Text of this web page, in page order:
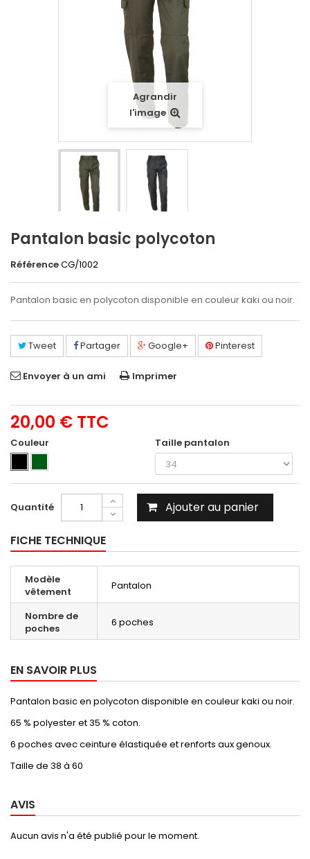
Agrandir
l'image
Pantalon basic polycoton
RéférenceCG/1002
Pantalon basic en polycoton disponible en couleur kaki ou noir.
Tweet Partager Google+ Pinterest
Envoyer à un ami Imprimer
20,00 € TTC
Couleur Taille pantalon
Quantité Ajouter au panier
FICHE TECHNIQUE
Modèle
vêtement
Pantalon
Nombre de
poches
6 poches
EN SAVOIR PLUS
Pantalon basic en polycoton disponible en couleur kaki ou noir.
65 % polyester et 35 % coton.
6 poches avec ceinture élastiquée et renforts aux genoux.
Taille de 38 à 60
AVIS
Aucun avis n'a été publié pour le moment.